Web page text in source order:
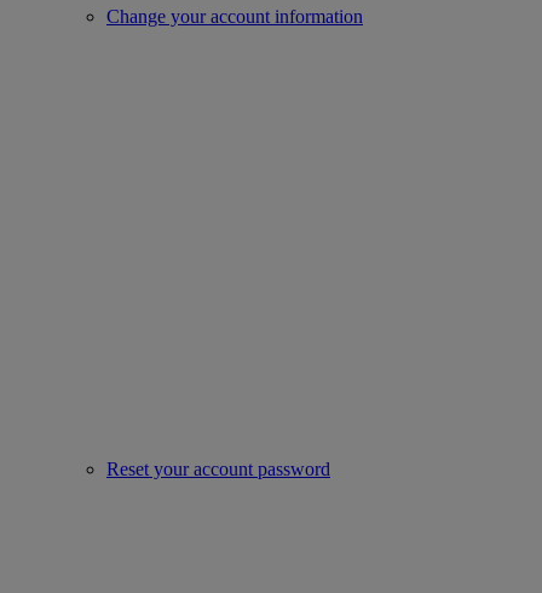
Change your account information
Reset your account password